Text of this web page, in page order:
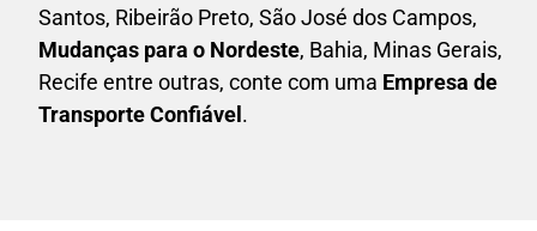
Santos, Ribeirão Preto, São José dos Campos,
Mudanças para o Nordeste, Bahia, Minas Gerais,
Recife entre outras, conte com uma Empresa de
Transporte Confiável .